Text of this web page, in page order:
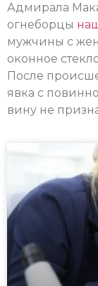
Адмирала
огнеборцы
мужчины с
оконное
После
явка с
вину не